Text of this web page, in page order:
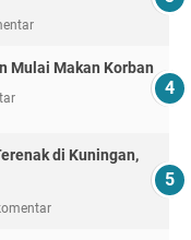
Mulai Makan Korban
di Kuningan,